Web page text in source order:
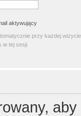
aktywujący
przy każdej wizycie
w tej sesji